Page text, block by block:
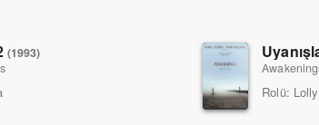
(1993)
Rolü: Lolly